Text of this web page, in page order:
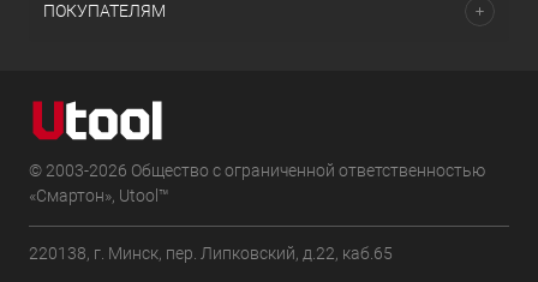
ПОКУПАТЕЛЯМ
© 2003-2026 Общество с ограниченной ответственностью
«Смартон», Utool™
220138, г. Минск, пер. Липковский, д.22, каб.65